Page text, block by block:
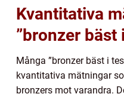
Kvantitativa
”bronzer bäst
Många ”bronzer bäst i
kvantitativa mätningar
bronzers mot varandra.